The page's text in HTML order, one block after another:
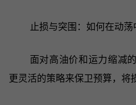
止损与突围：如何在动荡
面对高油价和运力缩减
更灵活的策略来保卫预算，将